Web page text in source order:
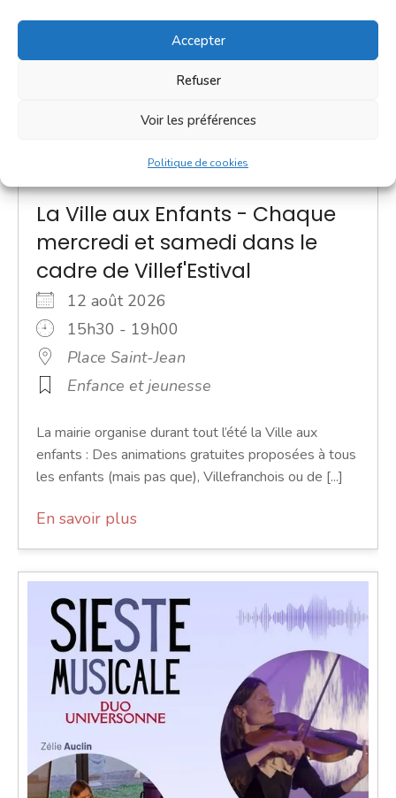
Accepter
Refuser
Voir les préférences
Politique de cookies
La Ville aux Enfants - Chaque
mercredi et samedi dans le
cadre de Villef'Estival
12 août 2026
15h30 - 19h00
Place Saint-Jean
Enfance et jeunesse
La mairie organise durant tout l’été la Ville aux
enfants : Des animations gratuites proposées à tous
les enfants (mais pas que), Villefranchois ou de [...]
En savoir plus